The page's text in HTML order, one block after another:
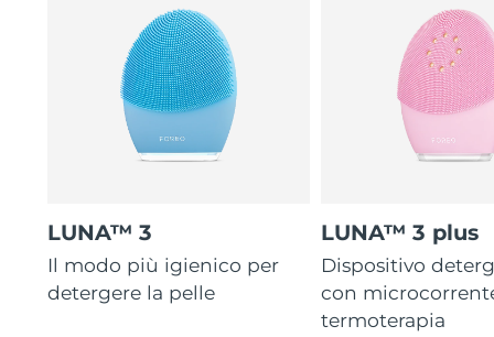
LUNA™ 3
Il modo più igienico per
detergere la pelle
LUNA™ 3 plus
Dispositivo
con
termoterapia